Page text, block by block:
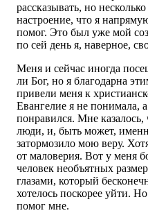
рассказывать, но
настроение, что я
помог. Это был уже мой
по сей день я, наверное,
Меня и сейчас иногда
ли Бог, но я благодарна
привели меня к
Евангелие я не понимала,
понравился. Мне
люди, и, быть может,
затормозило мою веру.
от маловерия. Вот у меня
человек необъятных
глазами, который
хотелось поскорее уйти.
помог мне.